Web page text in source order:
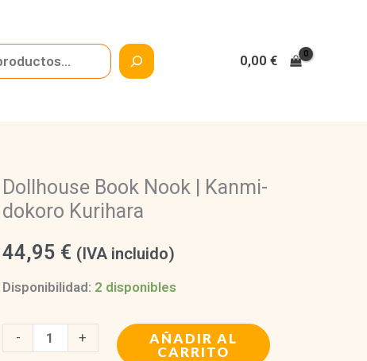
0,00 €
Dollhouse Book Nook | Kanmi-
dokoro Kurihara
44,95 € (IVA incluido)
Disponibilidad: 2 disponibles
-
Dollhouse
+
AÑADIR AL
CARRITO